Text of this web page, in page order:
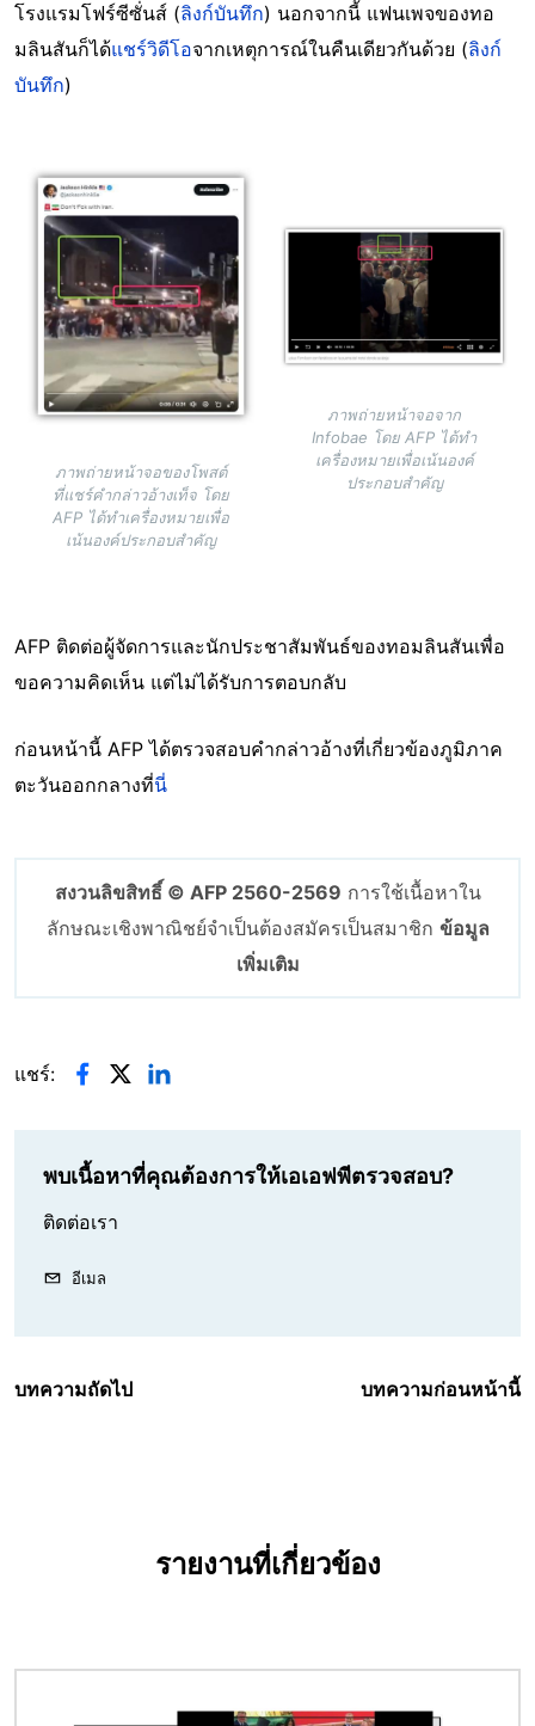
โรงแรมโฟร์ซีซั่นส์ (ลิงก์บันทึก) นอกจากนี้ แฟนเพจของทอ
มลินสันก็ได้แชร์วิดีโอจากเหตุการณ์ในคืนเดียวกันด้วย (ลิงก์
บันทึก)
Image
ภาพถ่ายหน้าจอของโพสต์
ที่แชร์คำกล่าวอ้างเท็จ โดย
AFP ได้ทำเครื่องหมายเพื่อ
เน้นองค์ประกอบสำคัญ
Image
ภาพถ่ายหน้าจอจาก
Infobae โดย AFP ได้ทำ
เครื่องหมายเพื่อเน้นองค์
ประกอบสำคัญ
AFP ติดต่อผู้จัดการและนักประชาสัมพันธ์ของทอมลินสันเพื่อ
ขอความคิดเห็น แต่ไม่ได้รับการตอบกลับ
ก่อนหน้านี้ AFP ได้ตรวจสอบคำกล่าวอ้างที่เกี่ยวข้องภูมิภาค
ตะวันออกกลางที่นี่
สงวนลิขสิทธิ์ © AFP 2560-2569 การใช้เนื้อหาใน
ลักษณะเชิงพาณิชย์จำเป็นต้องสมัครเป็นสมาชิก ข้อมูล
เพิ่มเติม
แชร์:
พบเนื้อหาที่คุณต้องการให้เอเอฟพีตรวจสอบ?
ติดต่อเรา
อีเมล
บทความถัดไป บทความก่อนหน้านี้
รายงานที่เกี่ยวข้อง